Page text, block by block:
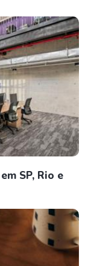
SP, Rio e